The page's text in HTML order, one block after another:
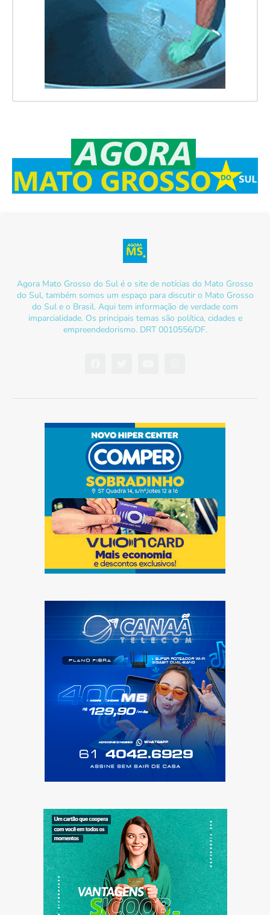
Agora Mato Grosso do Sul é o site de notícias do Mato Grosso
do Sul, também somos um espaço para discutir o Mato Grosso
do Sul e o Brasil. Aqui tem informação de verdade com
imparcialidade. Os principais temas são política, cidades e
empreendedorismo. DRT 0010556/DF.